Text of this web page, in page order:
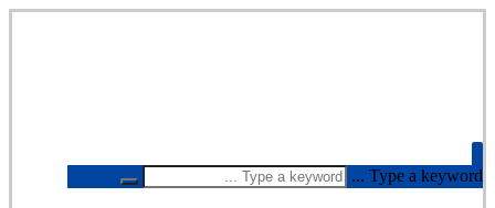
Type a keyword ...